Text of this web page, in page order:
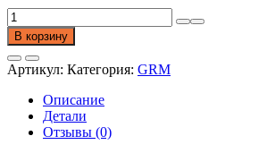
Количество
товара
Оснастка
для
штампа
GRM
Размер
30*20мм
В корзину
Артикул: Категория: GRM
Описание
Детали
Отзывы (0)